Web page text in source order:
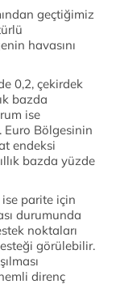
geçtiğimiz
havasını
0,2, çekirdek
bazda
ise
Euro Bölgesinin
endeksi
bazda yüzde
ise parite için
durumunda
noktaları
görülebilir.
direnç